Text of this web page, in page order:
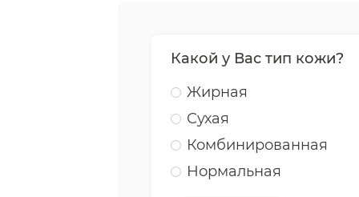
Какой у Вас тип кожи?
Жирная
Сухая
Комбинированная
Нормальная